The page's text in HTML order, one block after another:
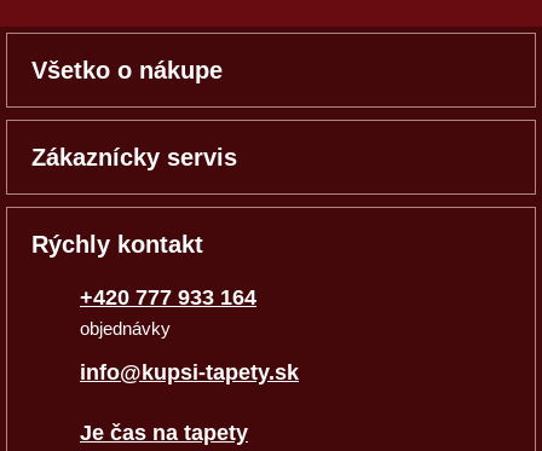
Všetko o nákupe
Zákaznícky servis
Rýchly kontakt
+420 777 933 164
objednávky
info@kupsi-tapety.sk
Je čas na tapety